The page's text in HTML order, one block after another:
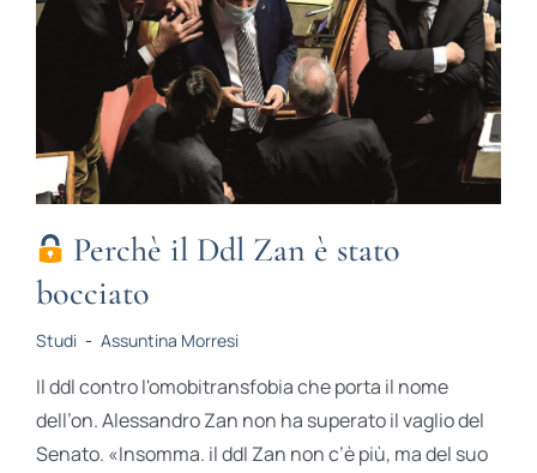
Perchè il Ddl Zan è stato
bocciato
Studi - Assuntina Morresi
Il ddl contro l'omobitransfobia che porta il nome
dell’on. Alessandro Zan non ha superato il vaglio del
Senato. «Insomma. il ddl Zan non c’è più, ma del suo